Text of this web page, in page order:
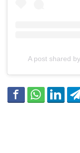
A post shared